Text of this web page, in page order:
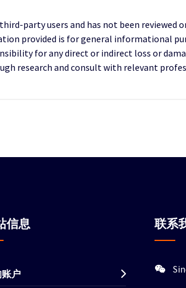
party users and has not been reviewed
provided is for general informational
for any direct or indirect loss or
research and consult with relevant
站信息
户
联